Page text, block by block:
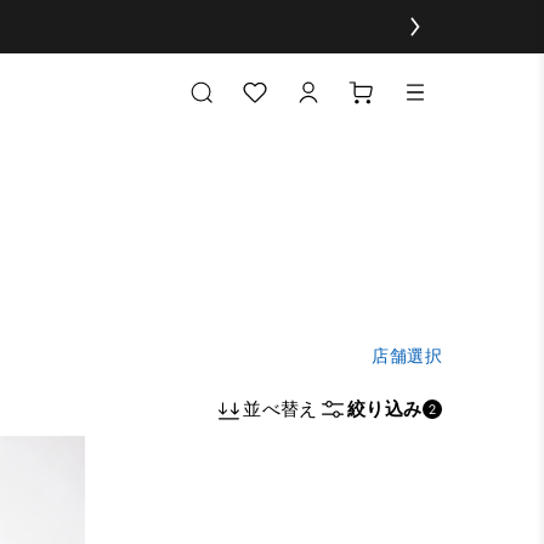
店舗選択
並べ替え 絞り込み 2